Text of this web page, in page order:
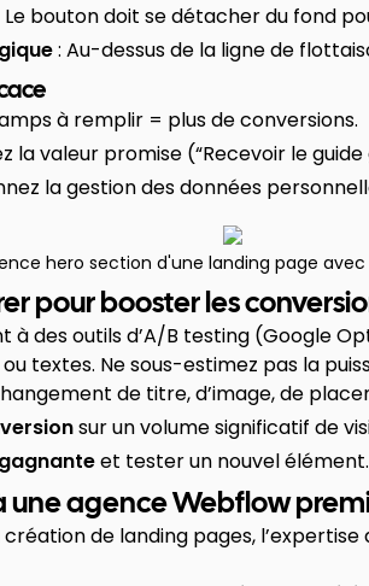
Le bouton doit se détacher du fond
: Au-dessus de la ligne de
à remplir = plus de conversions.
la valeur promise (“Recevoir le
la gestion des données
hero section d'une landing page
pour booster les
à des outils d’A/B testing (Google
textes. Ne sous-estimez pas la
de titre, d’image, de
sur un volume significatif de
et tester un nouvel élément.
une agence Webflow
de landing pages, l’expertise